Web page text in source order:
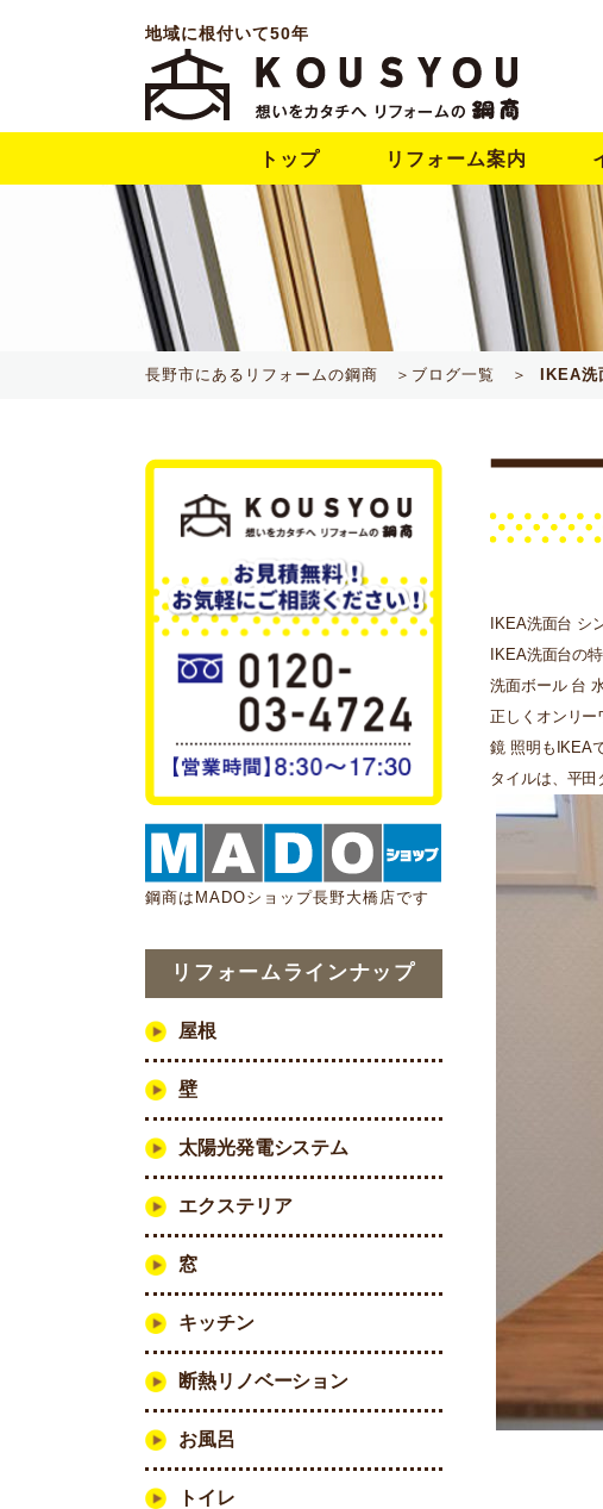
地域に根付いて50年
トップ リフォーム案内
長野市にあるリフォームの鋼商 ＞ ブログ一覧 ＞ IKEA
IKEA洗面台 シ
IKEA洗面台の
洗面ボール 台
正しくオンリー
鏡 照明もIKEA
タイルは、平田
鋼商はMADOショップ長野大橋店です
リフォームラインナップ
屋根
壁
太陽光発電システム
エクステリア
窓
キッチン
断熱リノベーション
お風呂
トイレ